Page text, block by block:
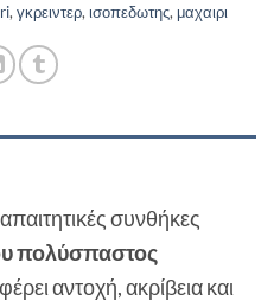
, γκρειντερ, ισοπεδωτης, μαχαιρι
συνθήκες
πολύσπαστος
αντοχή, ακρίβεια και